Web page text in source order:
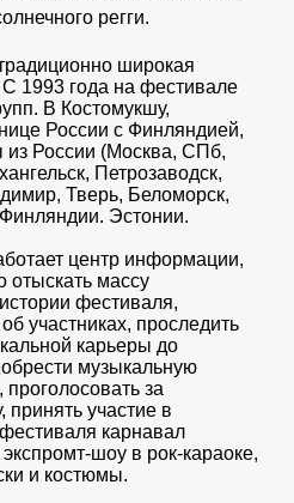
регги.
широкая
С 1993 года на фестивале
В Костомукшу,
России с Финляндией,
из России (Москва, СПб,
Петрозаводск,
Тверь, Беломорск,
Эстонии.
центр информации,
отыскать массу
фестиваля,
участниках, проследить
карьеры до
музыкальную
за
участие в
карнавал
шоу в рок-караоке,
и костюмы.